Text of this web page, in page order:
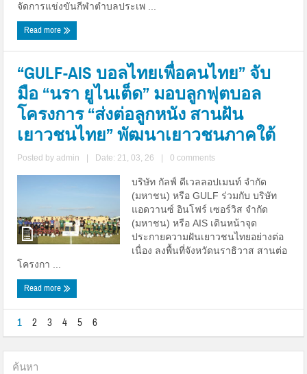
จัดการแข่งขันกีฬาตำบลประเพ ...
Read more
“GULF-AIS บอลไทยเพื่อคนไทย” จับ
มือ “นรา ยูไนเต็ด” มอบลูกฟุตบอล
โครงการ “ส่งต่อลูกหนัง สานฝัน
เยาวชนไทย” พัฒนาเยาวชนภาคใต้
Posted byadmin Date: 21, 03, 26 0 comments
บริษัท กัลฟ์ ดีเวลลอปเมนท์ จำกัด
(มหาชน) หรือ GULF ร่วมกับ บริษัท
แอดวานซ์ อินโฟร์ เซอร์วิส จำกัด
(มหาชน) หรือ AIS เดินหน้าจุด
ประกายความฝันเยาวชนไทยอย่างต่อ
เนื่อง ลงพื้นที่จังหวัดนราธิวาส สานต่อ
โครงกา ...
Read more
1 2 3 4 5 6
ค้นหา